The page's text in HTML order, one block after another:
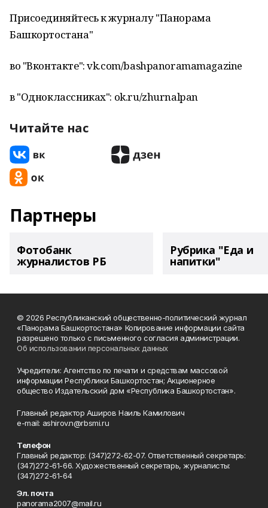
Присоединяйтесь к журналу "Панорама
Башкортостана"
во "Вконтакте": vk.com/bashpanoramamagazine
в "Одноклассниках": ok.ru/zhurnalpan
Читайте нас
Партнеры
Фотобанк
журналистов РБ
Рубрика "Еда и
напитки"
© 2026 Республиканский общественно-политический журнал
«Панорама Башкортостана» Копирование информации сайта
разрешено только с письменного согласия администрации.
Об использовании персональных данных
Учредители: Агентство по печати и средствам массовой
информации Республики Башкортостан; Акционерное
общество Издательский дом «Республика Башкортостан».
Главный редактор Аширов Наиль Камилович
e-mail: ashirov.n@rbsmi.ru
Телефон
Главный редактор: (347)272-62-07. Ответственный секретарь:
(347)272-61-66. Художественный секретарь, журналисты:
(347)272-61-64
Эл. почта
panorama2007@mail.ru